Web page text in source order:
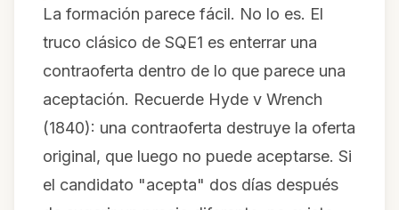
La formación parece fácil. No lo es. El
truco clásico de SQE1 es enterrar una
contraoferta dentro de lo que parece una
aceptación. Recuerde Hyde v Wrench
(1840): una contraoferta destruye la oferta
original, que luego no puede aceptarse. Si
el candidato "acepta" dos días después